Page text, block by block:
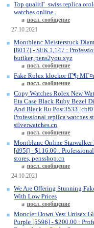
Top qualitГ swiss replica
watches online .
посл. сообщение
27.10.2021
Montblanc Meisterstuck
[8017] - SEK 1,147 :
butiker, pens2you.xyz
посл. сообщение
Fake Rolex klockor fГ¶r
посл. сообщение
Copy Watches Rolex New
Eta Case Black Ruby Bezel
And Black Ru Post3533
Professional replica watches
silverwatches.cn
посл. сообщение
Montblanc Online
[d95f] - $116.00 :
stores, pensshop.cn
посл. сообщение
24.10.2021
We Are Offering Stunning
With Low Prices
посл. сообщение
Moncler Down Vest Unisex
Purple [5596] - $200.00 :